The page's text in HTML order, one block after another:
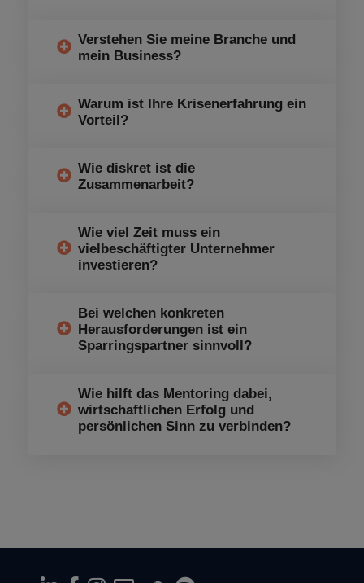
Verstehen Sie meine Branche und
mein Business?
Warum ist Ihre Krisenerfahrung ein
Vorteil?
Wie diskret ist die
Zusammenarbeit?
Wie viel Zeit muss ein
vielbeschäftigter Unternehmer
investieren?
Bei welchen konkreten
Herausforderungen ist ein
Sparringspartner sinnvoll?
Wie hilft das Mentoring dabei,
wirtschaftlichen Erfolg und
persönlichen Sinn zu verbinden?